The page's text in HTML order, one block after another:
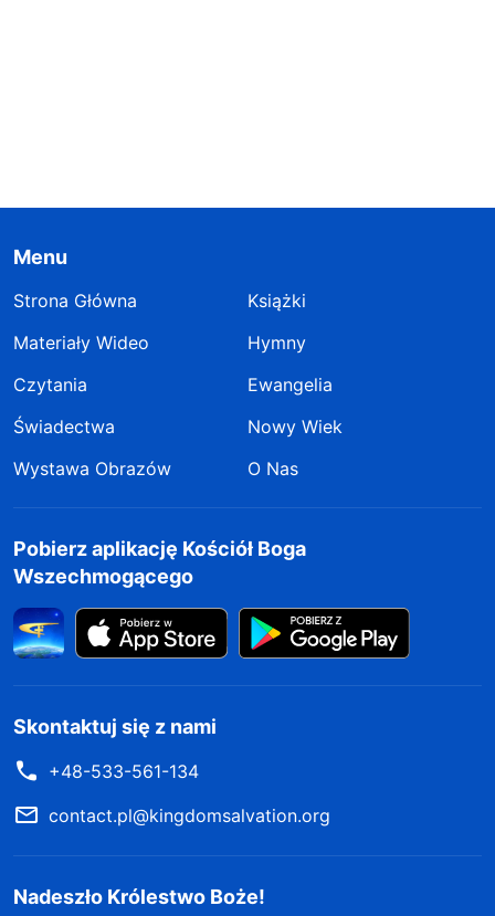
Menu
Strona Główna
Książki
Materiały Wideo
Hymny
Czytania
Ewangelia
Świadectwa
Nowy Wiek
Wystawa Obrazów
O Nas
Pobierz aplikację Kościół Boga
Wszechmogącego
Skontaktuj się z nami
+48-533-561-134
contact.pl@kingdomsalvation.org
Nadeszło Królestwo Boże!